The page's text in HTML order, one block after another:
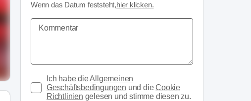
Wenn das Datum feststeht,hier klicken.
Ich habe dieAllgemeinen
Geschäftsbedingungen und dieCookie
Richtlinien gelesen und stimme diesen zu.